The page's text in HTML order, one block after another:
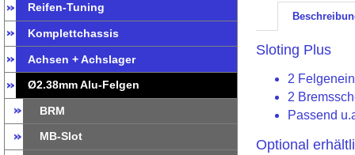
Reifen-Tuning
Komplettchassis
Achsen + Achslager
Ø2.38mm Alu-Felgen
BRM
MB-Slot
Sloting Plus
2
2
Passend
Optional